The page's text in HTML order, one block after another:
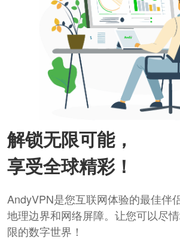
解锁无限可能，
享受全球精彩！
AndyVPN是您互联网体验的最佳伴
地理边界和网络屏障。让您可以尽
限的数字世界！